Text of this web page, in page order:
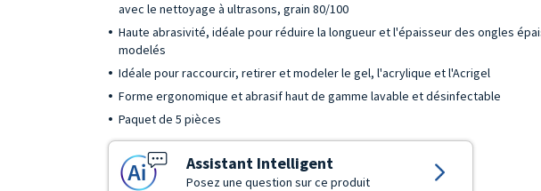
avec le nettoyage à ultrasons, grain 80/100
Haute abrasivité, idéale pour réduire la longueur et l'épaisseur des ongles
modelés
Idéale pour raccourcir, retirer et modeler le gel, l'acrylique et l'Acrigel
Forme ergonomique et abrasif haut de gamme lavable et désinfectable
Paquet de 5 pièces
Assistant Intelligent
Posez une question sur ce produit